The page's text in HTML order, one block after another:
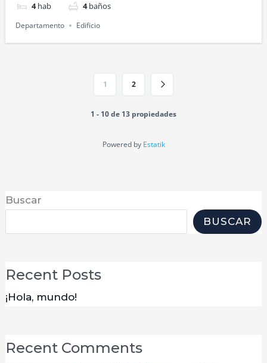
4 hab 4 baños
Departamento Edificio
1 2
1 - 10 de 13 propiedades
Powered by Estatik
Buscar
BUSCAR
Recent Posts
¡Hola, mundo!
Recent Comments